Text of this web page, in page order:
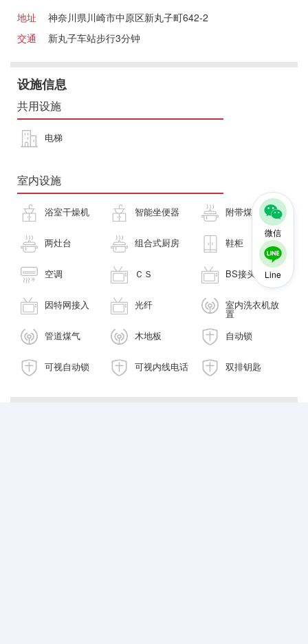
微信
Line
地址
神奈川県川崎市中原区新丸子町642-2
交通
新丸子车站步行3分钟
设施信息
共用设施
电梯
室内设施
浴室干燥机 智能坐便器 附带煤气灶
两灶台 组合式厨房 鞋柜
空调 ＣＳ BS接头
因特网接入 光纤 室内洗衣机放
置
管道煤气
木地板 自动锁
可视自动锁 可视内线电话 双排钥匙